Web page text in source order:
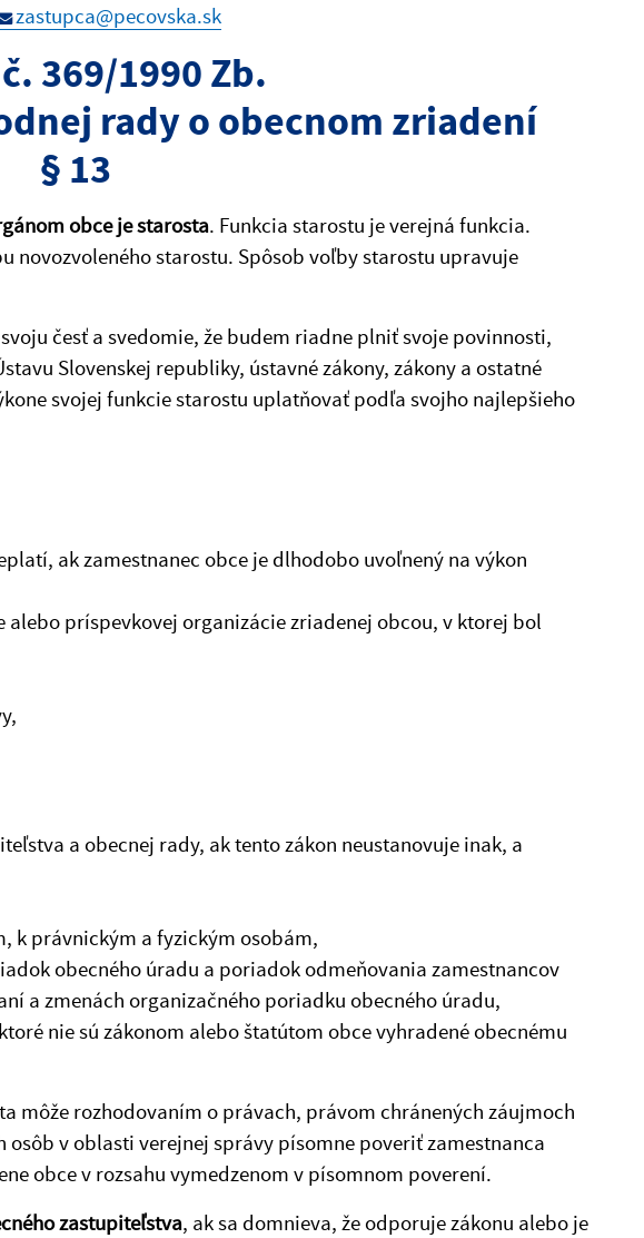
zastupca@pecovska.sk
369/1990 Zb.
rady o obecnom zriadení
§ 13
obce je starosta. Funkcia starostu je verejná funkcia.
novozvoleného starostu. Spôsob voľby starostu upravuje
česť a svedomie, že budem riadne plniť svoje povinnosti,
Slovenskej republiky, ústavné zákony, zákony a ostatné
svojej funkcie starostu uplatňovať podľa svojho najlepšieho
ak zamestnanec obce je dlhodobo uvoľnený na výkon
príspevkovej organizácie zriadenej obcou, v ktorej bol
a obecnej rady, ak tento zákon neustanovuje inak, a
k právnickým a fyzickým osobám,
obecného úradu a poriadok odmeňovania zamestnancov
a zmenách organizačného poriadku obecného úradu,
nie sú zákonom alebo štatútom obce vyhradené obecnému
môže rozhodovaním o právach, právom chránených záujmoch
v oblasti verejnej správy písomne poveriť zamestnanca
obce v rozsahu vymedzenom v písomnom poverení.
zastupiteľstva, ak sa domnieva, že odporuje zákonu alebo je